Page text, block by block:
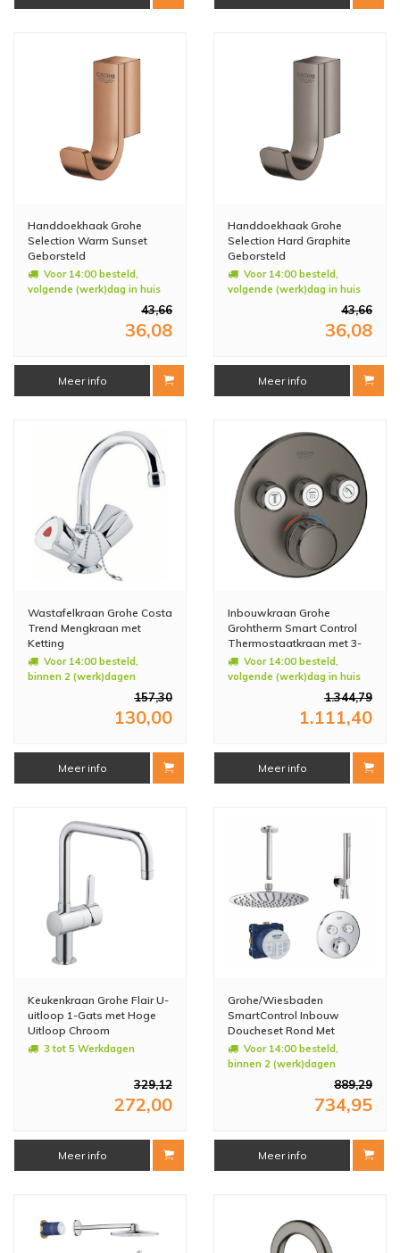
Handdoekhaak Grohe
Selection Warm Sunset
Geborsteld
Voor 14:00 besteld,
volgende (werk)dag in huis
43,66
36,08
Meer info
Handdoekhaak Grohe
Selection Hard Graphite
Geborsteld
Voor 14:00 besteld,
volgende (werk)dag in huis
43,66
36,08
Meer info
Wastafelkraan Grohe Costa
Trend Mengkraan met
Ketting
Voor 14:00 besteld,
binnen 2 (werk)dagen
157,30
130,00
Meer info
Inbouwkraan Grohe
Grohtherm Smart Control
Thermostaatkraan met 3-
weg Omstelling Hard
Graphite Geborsteld
Voor 14:00 besteld,
volgende (werk)dag in huis
1.344,79
1.111,40
Meer info
Keukenkraan Grohe Flair U-
uitloop 1-Gats met Hoge
Uitloop Chroom
3 tot 5 Werkdagen
329,12
272,00
Meer info
Grohe/Wiesbaden
SmartControl Inbouw
Doucheset Rond Met
Hoofddouche 20 cm en
Handdouche Plafond
Voor 14:00 besteld,
binnen 2 (werk)dagen
889,29
734,95
Meer info